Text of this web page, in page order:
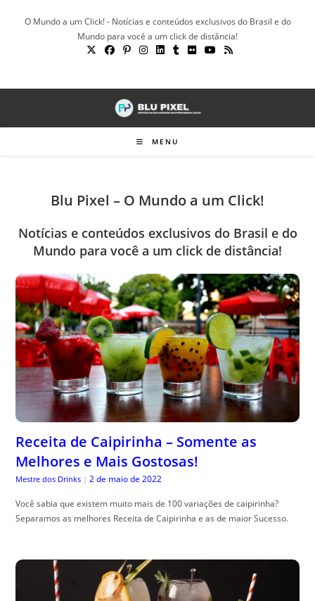
O Mundo a um Click! - Notícias e conteúdos exclusivos do Brasil e do
Mundo para você a um click de distância!
MENU
Blu Pixel – O Mundo a um Click!
Notícias e conteúdos exclusivos do Brasil e do
Mundo para você a um click de distância!
Receita de Caipirinha – Somente as
Melhores e Mais Gostosas!
Mestre dos Drinks | 2 de maio de 2022
Você sabia que existem muito mais de 100 variações de caipirinha?
Separamos as melhores Receita de Caipirinha e as de maior Sucesso.